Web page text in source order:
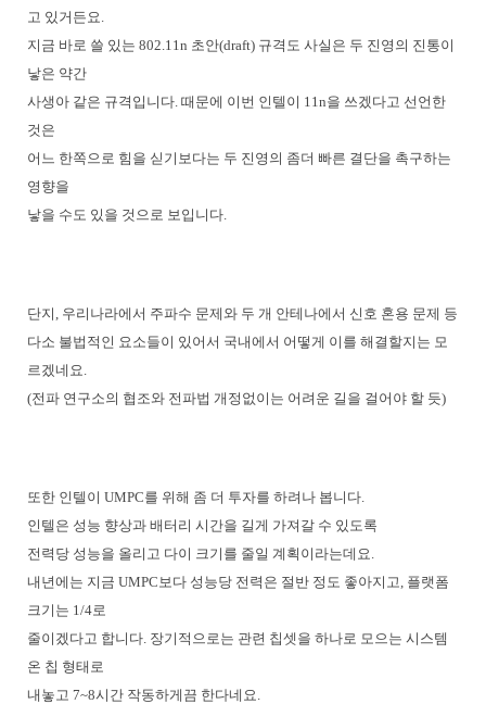
고 있거든요.
지금 바로 쓸 있는 802.11n 초안(draft) 규격도 사실은 두 진영의 진통이
낳은 약간
사생아 같은 규격입니다. 때문에 이번 인텔이 11n을 쓰겠다고 선언한
것은
어느 한쪽으로 힘을 싣기보다는 두 진영의 좀더 빠른 결단을 촉구하는
영향을
낳을 수도 있을 것으로 보입니다.
단지, 우리나라에서 주파수 문제와 두 개 안테나에서 신호 혼용 문제 등
다소 불법적인 요소들이 있어서 국내에서 어떻게 이를 해결할지는 모
르겠네요.
(전파 연구소의 협조와 전파법 개정없이는 어려운 길을 걸어야 할 듯)
또한 인텔이 UMPC를 위해 좀 더 투자를 하려나 봅니다.
인텔은 성능 향상과 배터리 시간을 길게 가져갈 수 있도록
전력당 성능을 올리고 다이 크기를 줄일 계획이라는데요.
내년에는 지금 UMPC보다 성능당 전력은 절반 정도 좋아지고, 플랫폼
크기는 1/4로
줄이겠다고 합니다. 장기적으로는 관련 칩셋을 하나로 모으는 시스템
온 칩 형태로
내놓고 7~8시간 작동하게끔 한다네요.